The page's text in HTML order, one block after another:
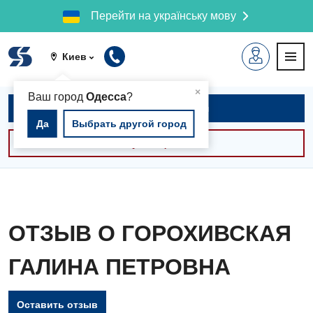
Перейти на українську мову
Киев
×
Ваш город Одесса?
Да Выбрать другой город
Записаться на приём
ОТЗЫВ О ГОРОХИВСКАЯ
ГАЛИНА ПЕТРОВНА
Оставить отзыв